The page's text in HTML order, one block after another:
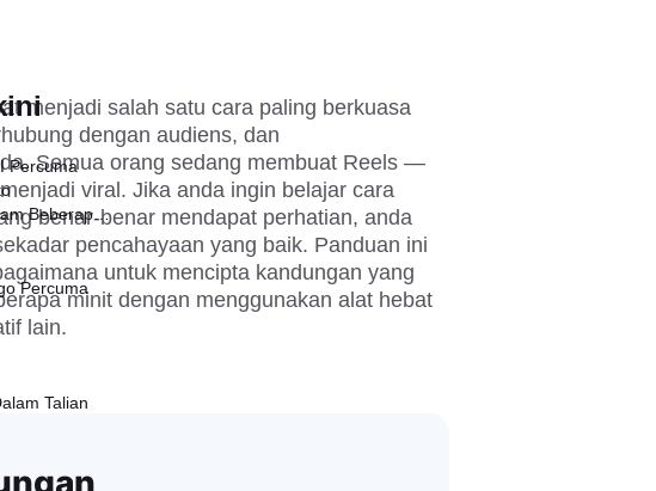
menjadi salah satu cara paling berkuasa
dengan audiens, dan
Semua orang sedang membuat Reels —
viral. Jika anda ingin belajar cara
benar-benar mendapat perhatian, anda
pencahayaan yang baik. Panduan ini
untuk mencipta kandungan yang
minit dengan menggunakan alat hebat
lain.
Percuma
Beberapa
Percuma
Talian